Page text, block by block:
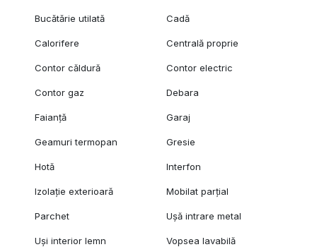
Bucătărie utilată Cadă
Calorifere Centrală proprie
Contor căldură Contor electric
Contor gaz Debara
Faianță Garaj
Geamuri termopan Gresie
Hotă Interfon
Izolație exterioară Mobilat parțial
Parchet Ușă intrare metal
Uși interior lemn Vopsea lavabilă